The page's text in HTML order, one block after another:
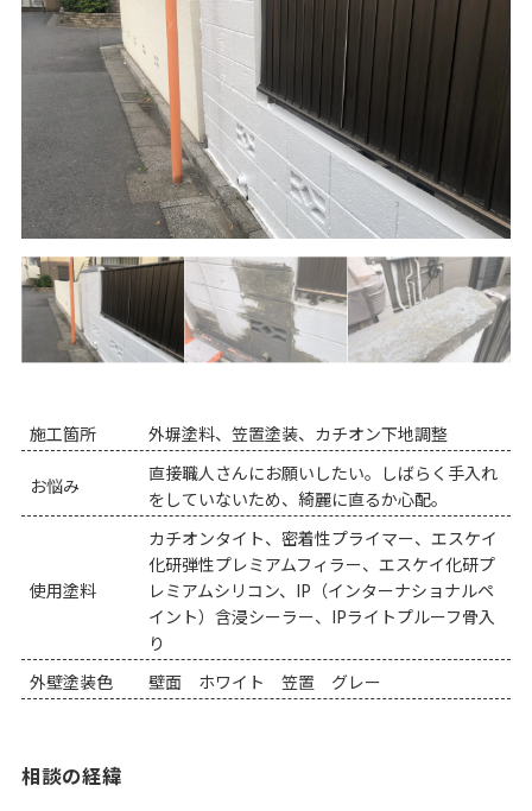
施工箇所 外塀塗料、笠置塗装、カチオン下地調整
お悩み
直接職人さんにお願いしたい。しばらく手入れ
をしていないため、綺麗に直るか心配。
使用塗料
カチオンタイト、密着性プライマー、エスケイ
化研弾性プレミアムフィラー、エスケイ化研プ
レミアムシリコン、IP（インターナショナルペ
イント）含浸シーラー、IPライトプルーフ骨入
り
外壁塗装色
壁面 ホワイト 笠置 グレー
相談の経緯